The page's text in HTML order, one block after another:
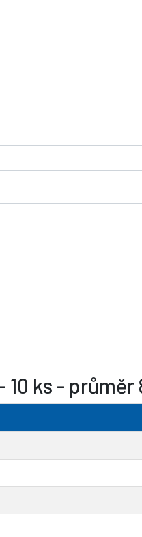
ks - průměr